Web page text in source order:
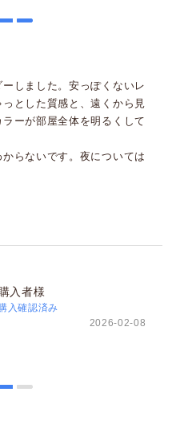
しました。安っぽくないレ
とした質感と、遠くから見
ーが部屋全体を明るくして
らないです。夜については
入者様
入確認済み
2026-02-08